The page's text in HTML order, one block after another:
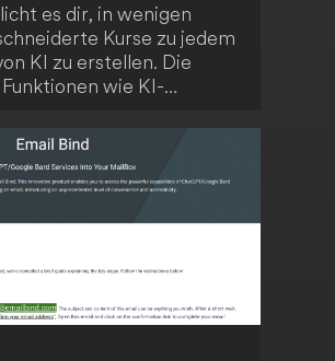
es dir, in wenigen
Kurse zu jedem
KI zu erstellen. Die
wie KI-
und einen KI-
kostenlos und
Lernen!